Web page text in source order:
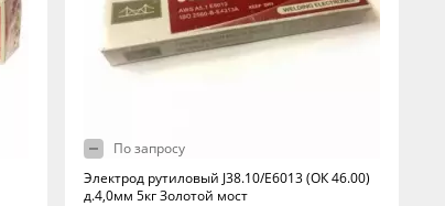
По запросу
Электрод рутиловый J38.10/E6013 (ОК 46.00)
д.4,0мм 5кг Золотой мост